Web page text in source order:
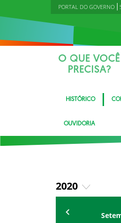
PORTAL DO GOVERNO
O QUE VOCÊ
PRECISA?
HISTÓRICO
OUVIDORIA
2020
2018